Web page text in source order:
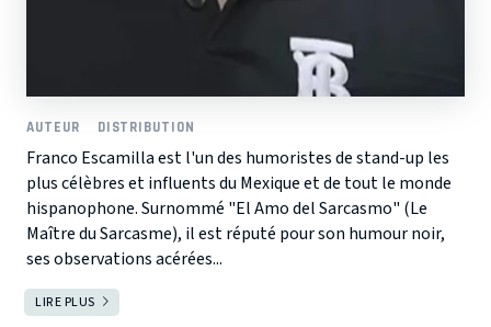
AUTEUR DISTRIBUTION
Franco Escamilla est l'un des humoristes de stand-up les
plus célèbres et influents du Mexique et de tout le monde
hispanophone. Surnommé "El Amo del Sarcasmo" (Le
Maître du Sarcasme), il est réputé pour son humour noir,
ses observations acérées...
LIRE PLUS